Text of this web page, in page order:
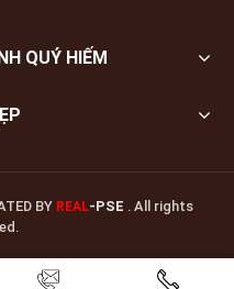
QUÝ HIẾM
BY REAL-PSE . All rights